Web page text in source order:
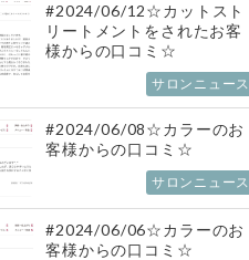
#2024/06/12☆カットスト
リートメントをされたお客
様からの口コミ☆
サロンニュース
#2024/06/08☆カラーのお
客様からの口コミ☆
サロンニュース
#2024/06/06☆カラーのお
客様からの口コミ☆